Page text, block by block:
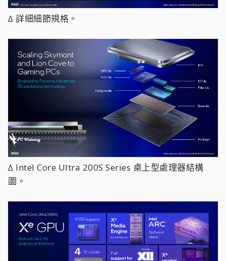
∆ 詳細細節規格。
∆ Intel Core Ultra 200S Series 桌上型處理器結構
圖。